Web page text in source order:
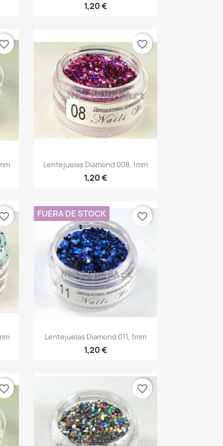
1,20 €
Vista rápida
Lentejuelas Diamond 008, 1mm
1,20 €
favorite_border
Vista rápida
Lentejuelas Diamond 011, 1mm
1,20 €
FUERA DE STOCK favorite_border
favorite_border